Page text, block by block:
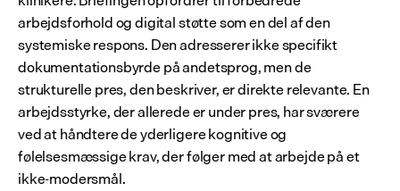
arbejdsforhold og digital støtte som en del af den
systemiske respons. Den adresserer ikke specifikt
dokumentationsbyrde på andetsprog, men de
strukturelle pres, den beskriver, er direkte relevante. En
arbejdsstyrke, der allerede er under pres, har sværere
ved at håndtere de yderligere kognitive og
følelsesmæssige krav, der følger med at arbejde på et
ikke-modersmål.